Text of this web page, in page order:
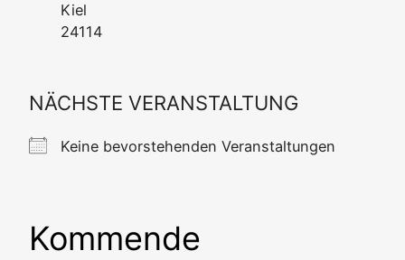
Kiel
24114
NÄCHSTE VERANSTALTUNG
Kei­ne bevor­ste­hen­den Veranstaltungen
Kommende